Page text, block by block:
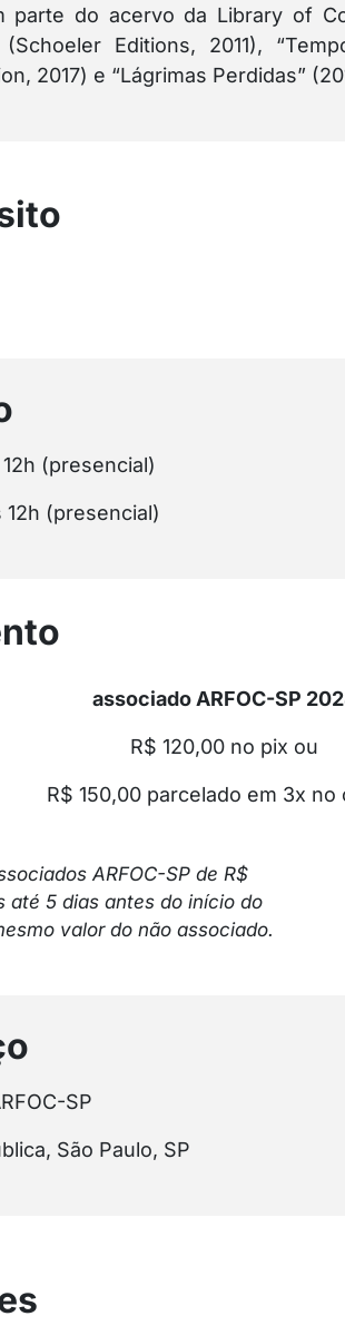
parte do acervo da Library of
Editions, 2011),
2017) e “Lágrimas Perdidas”
(presencial)
12h (presencial)
associado ARFOC-SP
R$ 120,00 no pix ou
R$ 150,00 parcelado em 3x no
ARFOC-SP de R$
até 5 dias antes do início do
valor do não associado.
SP
São Paulo, SP